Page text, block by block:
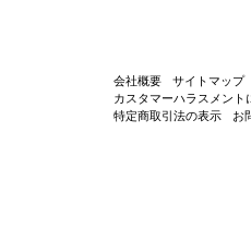
会社概要 サイトマップ
カスタマーハラスメント
特定商取引法の表示
お